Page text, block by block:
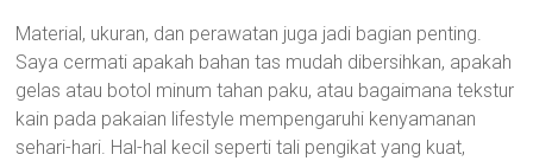
Material, ukuran, dan perawatan juga jadi bagian penting.
Saya cermati apakah bahan tas mudah dibersihkan, apakah
gelas atau botol minum tahan paku, atau bagaimana tekstur
kain pada pakaian lifestyle mempengaruhi kenyamanan
sehari-hari. Hal-hal kecil seperti tali pengikat yang kuat,